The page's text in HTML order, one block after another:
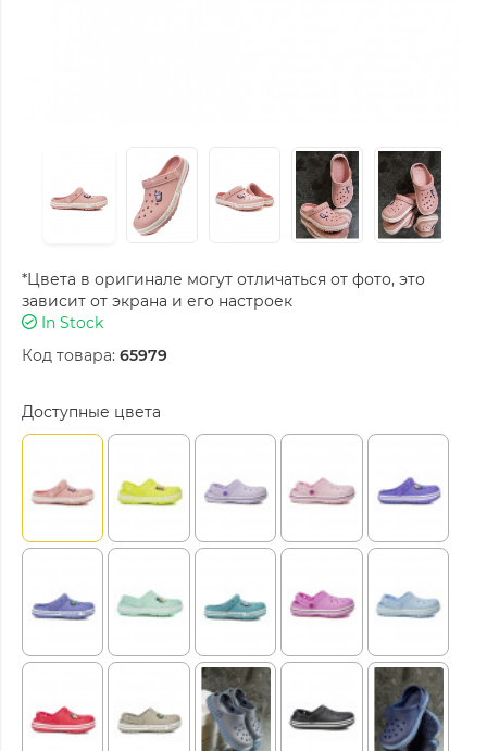
*Цвета в оригинале могут отличаться от фото, это
зависит от экрана и его настроек
In Stock
Код товара: 65979
Доступные цвета